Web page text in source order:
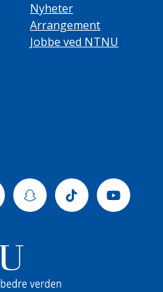
Nyheter
Arrangement
Jobbe ved NTNU
SnapchatTiktok Youtube